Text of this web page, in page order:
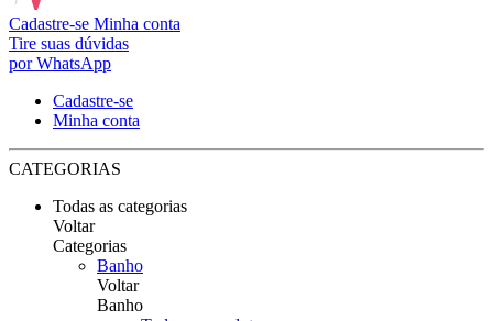
Cadastre-se Minha conta
Tire suas dúvidas
por WhatsApp
Cadastre-se
Minha conta
CATEGORIAS
Todas as categorias
Voltar
Categorias
Banho
Voltar
Banho